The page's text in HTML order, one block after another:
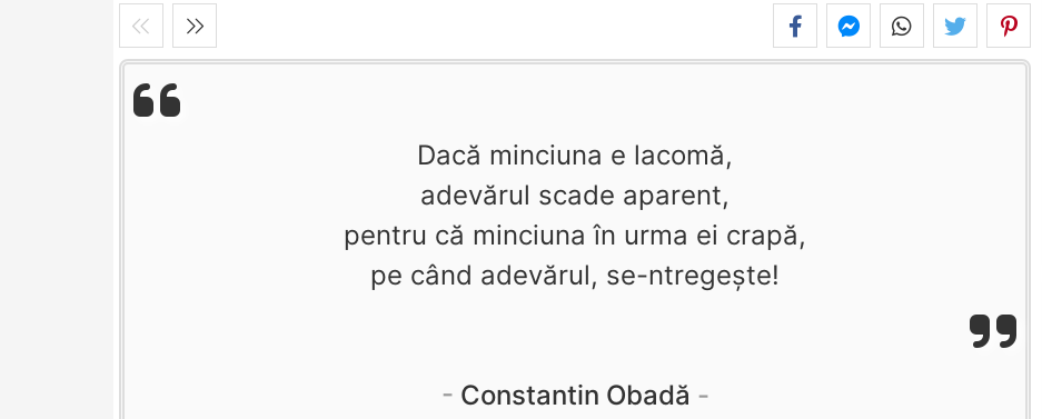
Dacă minciuna e lacomă,
adevărul scade aparent,
pentru că minciuna în urma ei crapă,
pe când adevărul, se-ntregește!
Constantin Obadă